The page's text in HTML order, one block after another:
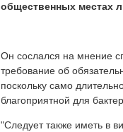
общественных местах
Он сослался на мнение
требование об
поскольку само
благоприятной для
"Следует также иметь в